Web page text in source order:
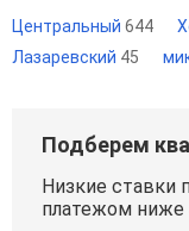
Центральный 644
Лазаревский 45
Подберем
Низкие ставки
платежом ниже